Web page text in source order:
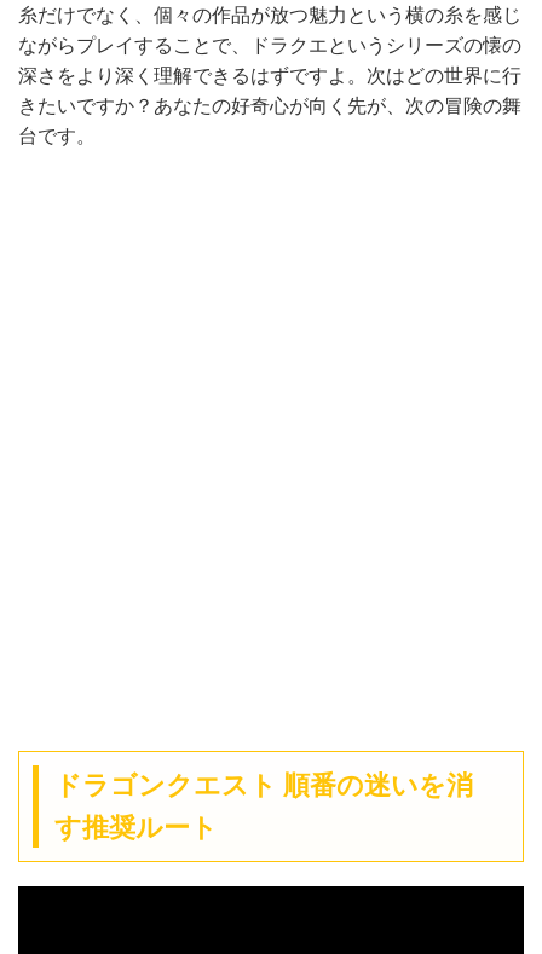
糸だけでなく、個々の作品が放つ魅力という横の糸を感じ
ながらプレイすることで、ドラクエというシリーズの懐の
深さをより深く理解できるはずですよ。次はどの世界に行
きたいですか？あなたの好奇心が向く先が、次の冒険の舞
台です。
ドラゴンクエスト 順番の迷いを消
す推奨ルート